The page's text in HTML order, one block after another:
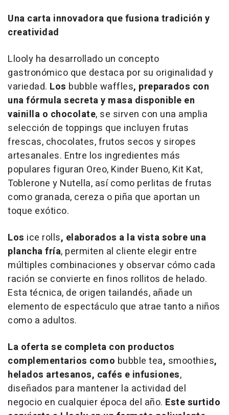
Una carta innovadora que fusiona tradición y
creatividad
Llooly ha desarrollado un concepto
gastronómico que destaca por su originalidad y
variedad. Los bubble waffles, preparados con
una fórmula secreta y masa disponible en
vainilla o chocolate, se sirven con una amplia
selección de toppings que incluyen frutas
frescas, chocolates, frutos secos y siropes
artesanales. Entre los ingredientes más
populares figuran Oreo, Kinder Bueno, Kit Kat,
Toblerone y Nutella, así como perlitas de frutas
como granada, cereza o piña que aportan un
toque exótico.
Los ice rolls, elaborados a la vista sobre una
plancha fría, permiten al cliente elegir entre
múltiples combinaciones y observar cómo cada
ración se convierte en finos rollitos de helado.
Esta técnica, de origen tailandés, añade un
elemento de espectáculo que atrae tanto a niños
como a adultos.
La oferta se completa con productos
complementarios como bubble tea, smoothies,
helados artesanos, cafés e infusiones,
diseñados para mantener la actividad del
negocio en cualquier época del año. Este surtido